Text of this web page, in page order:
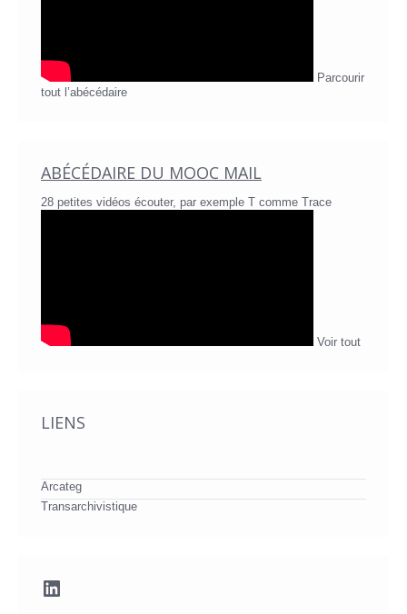
Parcourir
tout l’abécédaire
ABÉCÉDAIRE DU MOOC MAIL
28 petites vidéos écouter, par exemple T comme Trace
Voir tout
LIENS
Arcateg
Transarchivistique
LinkedIn